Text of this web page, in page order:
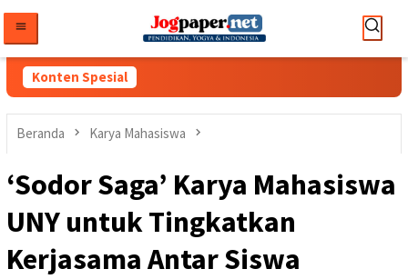
konten
Konten Spesial
Beranda Karya Mahasiswa
‘Sodor Saga’ Karya Mahasiswa
UNY untuk Tingkatkan
Kerjasama Antar Siswa